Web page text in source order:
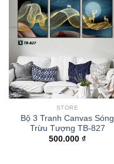
STORE
Bộ 3 Tranh Canvas Sóng
Trừu Tượng TB-827
500.000 ₫